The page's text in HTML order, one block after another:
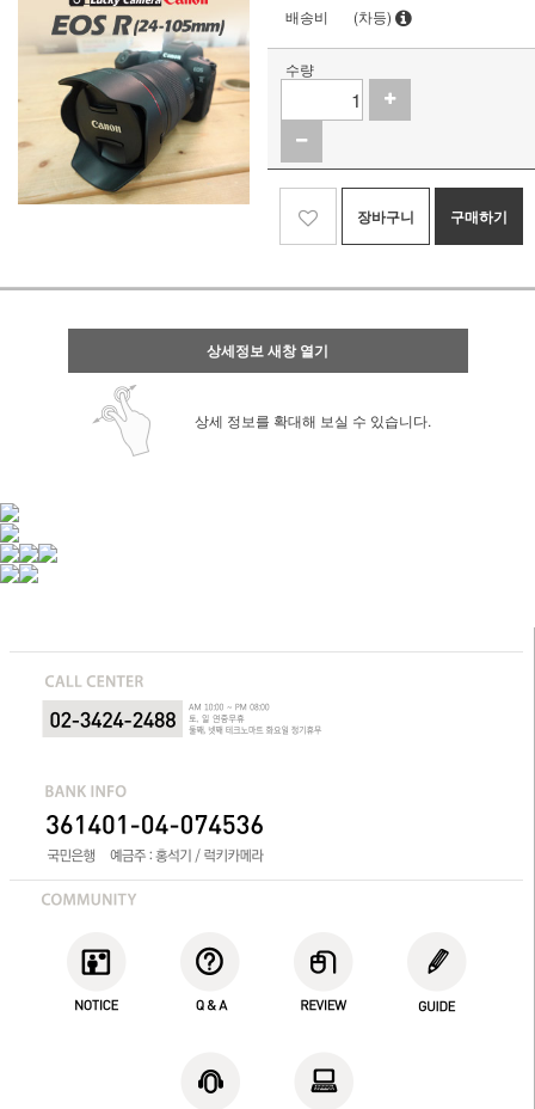
배송비
(차등)
수량
장바구니 구매하기
상세정보 새창 열기
상세 정보를 확대해 보실 수 있습니다.